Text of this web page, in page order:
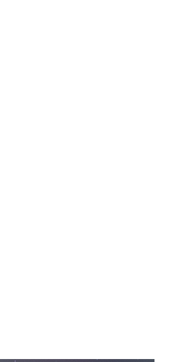
8 м